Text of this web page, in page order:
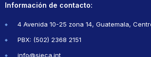
Información de contacto:
4 Avenida 10-25 zona 14, Guatemala,
PBX: (502) 2368 2151
info@sieca.int